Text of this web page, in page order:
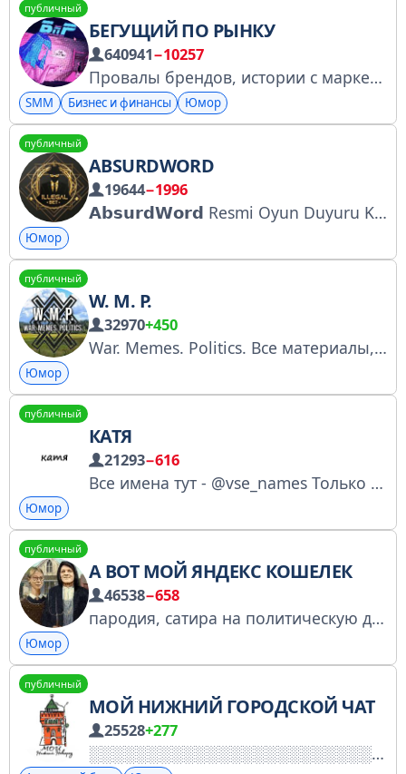
публичный
БЕГУЩИЙ ПО РЫНКУ
640941−10257
Провалы брендов, истории с маркетплейсов и (не)много любви к Райану Гослингу. Высокоранговый канал про диджитал. Предложка: @ryanrunbot Реклама: @denmins Канал включён в перечень РКН: https://rkn.link/X3N
SMM Бизнес и финансы Юмор
публичный
ABSURDWORD
19644−1996
𝗔𝗯𝘀𝘂𝗿𝗱𝗪𝗼𝗿𝗱 Resmi Oyun Duyuru Kanalı • Güncel slot ve casino oyun bildirimleri • Önemli oyun gelişmeleri ve duyurular • Resmi kanal güncellemeleri
Юмор
публичный
W. M. P.
32970+450
War. Memes. Politics. Все материалы, представленные на канале W.M.P., несут исключительно ознакомительный и развлекательный характер. Бот для связи: @WarMemPolitBot Бот для коммерческих предложений: @WMPcommercialBot 18+
Юмор
публичный
КАТЯ
21293−616
Все имена тут - @vse_names Только сотрудничество по рекламе: @achexd
Юмор
публичный
А ВОТ МОЙ ЯНДЕКС КОШЕЛЕК
46538−658
пародия, сатира на политическую действительность. задонатить админу на пиво и книги: https://finance.ozon.ru/apps/sbp/ozonbankpay/019e6450-9901-72d6-851e-447f6fbd5feb реклама @KirnossOff @letasgo автор канала @thelastoppo админ чата @Obyzneobyz
Юмор
публичный
МОЙ НИЖНИЙ ГОРОДСКОЙ ЧАТ
25528+277